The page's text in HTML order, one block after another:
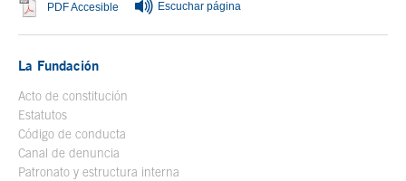
PDF Accesible Se abre en ventana nueva
Escuchar página
La Fundación
Acto de constitución
Estatutos
Código de conducta
Canal de denuncia
Patronato y estructura interna